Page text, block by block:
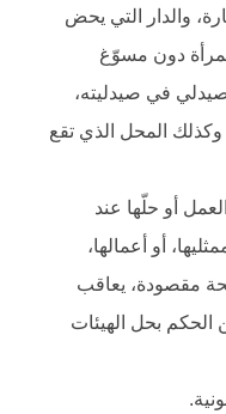
والدار التي يحض
دون مسوّغ
في صيدليته،
وكذلك المحل الذي تقع
أو حلّها عند
أو أعمالها،
مقصودة، يعاقب
بحل الهيئات